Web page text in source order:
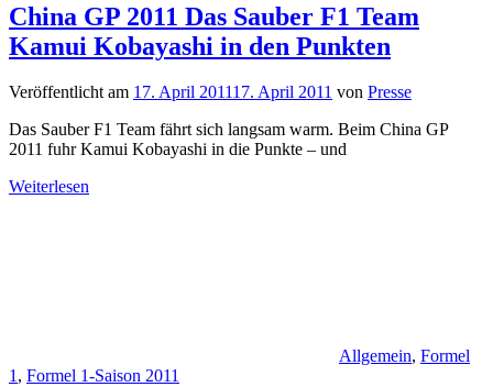
China GP 2011 Das Sauber F1 Team
Kamui Kobayashi in den Punkten
Veröffentlicht am 17. April 201117. April 2011 von Presse
Das Sauber F1 Team fährt sich langsam warm. Beim China GP
2011 fuhr Kamui Kobayashi in die Punkte – und
Weiterlesen
Allgemein, Formel
1, Formel 1-Saison 2011